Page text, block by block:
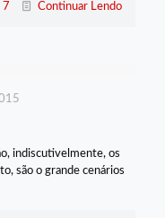
7 Continuar Lendo
indiscutivelmente, os
são o grande cenários